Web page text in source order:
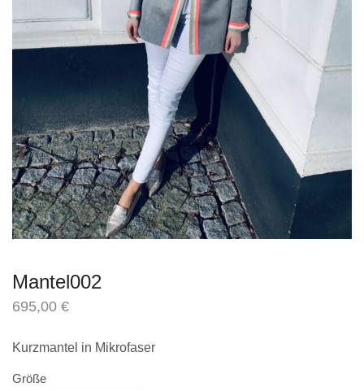
Mantel002
695,00 €
Kurzmantel in Mikrofaser
Größe